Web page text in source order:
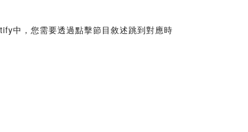
中，您需要透過點擊節目敘述跳到對應時